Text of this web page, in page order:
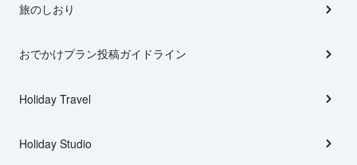
旅のしおり
おでかけプラン投稿ガイドライン
Holiday Travel
Holiday Studio